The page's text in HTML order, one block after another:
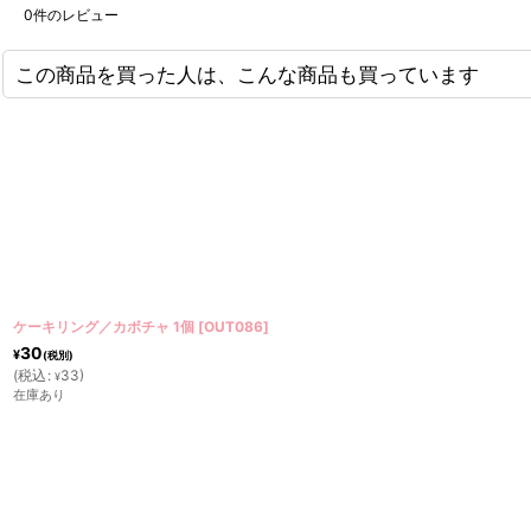
0件のレビュー
この商品を買った人は、こんな商品も買っています
ケーキリング／どんぐり 1個 [OUT018]
¥30(税別)
(税込 : ¥33)
在庫あり